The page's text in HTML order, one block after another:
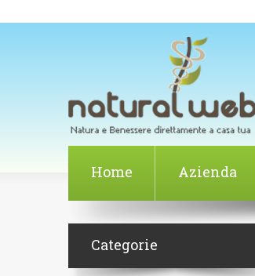
Home Azienda
Categorie